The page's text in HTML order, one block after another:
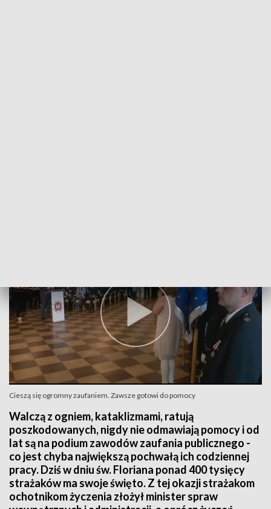
Cieszą się ogromny zaufaniem. Zawsze gotowi do pomocy
Walczą z ogniem, kataklizmami, ratują
poszkodowanych, nigdy nie odmawiają pomocy i od
lat są na podium zawodów zaufania publicznego -
co jest chyba największą pochwałą ich codziennej
pracy. Dziś w dniu św. Floriana ponad 400 tysięcy
strażaków ma swoje święto. Z tej okazji strażakom
ochotnikom życzenia złożył minister spraw